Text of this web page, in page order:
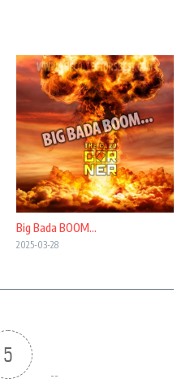
Big Bada BOOM…
2025-03-28
5